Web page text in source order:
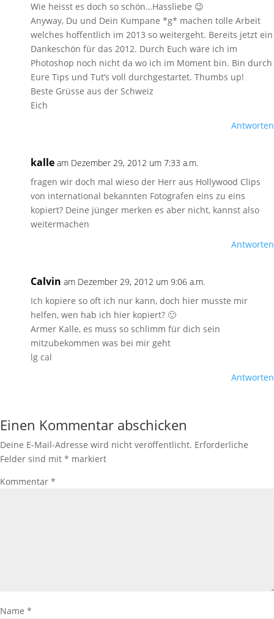
Wie heisst es doch so schön…Hassliebe 😉
Anyway, Du und Dein Kumpane *g* machen tolle Arbeit
welches hoffentlich im 2013 so weitergeht. Bereits jetzt ein
Dankeschön für das 2012. Durch Euch wäre ich im
Photoshop noch nicht da wo ich im Moment bin. Bin durch
Eure Tips und Tut’s voll durchgestartet. Thumbs up!
Beste Grüsse aus der Schweiz
Eich
Antworten
kalle am Dezember 29, 2012 um 7:33 a.m.
fragen wir doch mal wieso der Herr aus Hollywood Clips
von international bekannten Fotografen eins zu eins
kopiert? Deine jünger merken es aber nicht, kannst also
weitermachen
Antworten
Calvin am Dezember 29, 2012 um 9:06 a.m.
Ich kopiere so oft ich nur kann, doch hier musste mir
helfen, wen hab ich hier kopiert? 🙂
Armer Kalle, es muss so schlimm für dich sein
mitzubekommen was bei mir geht
lg cal
Antworten
Einen Kommentar abschicken
Deine E-Mail-Adresse wird nicht veröffentlicht. Erforderliche
Felder sind mit * markiert
Kommentar *
Name *